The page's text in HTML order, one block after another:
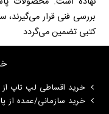
بررسی فنی قرار
کتبی تضمین می‌گردد
خرید اقساطی لپ تاپ از
خرید سازمانی/عمده از